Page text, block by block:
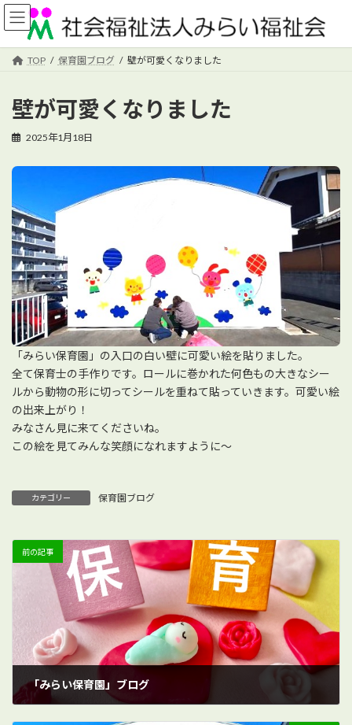
コ
ン
ナ
ビ
TOP 保育園ブログ 壁が可愛くなりました
壁が可愛くなりました
2025年1月18日
「みらい保育園」の入口の白い壁に可愛い絵を貼りました。
全て保育士の手作りです。ロールに巻かれた何色もの大きなシー
ルから動物の形に切ってシールを重ねて貼っていきます。可愛い絵
の出来上がり！
みなさん見に来てくださいね。
この絵を見てみんな笑顔になれますように～
カテゴリー 保育園ブログ
前の記事
「みらい保育園」ブログ